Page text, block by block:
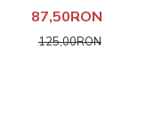
87,50RON
125,00RON